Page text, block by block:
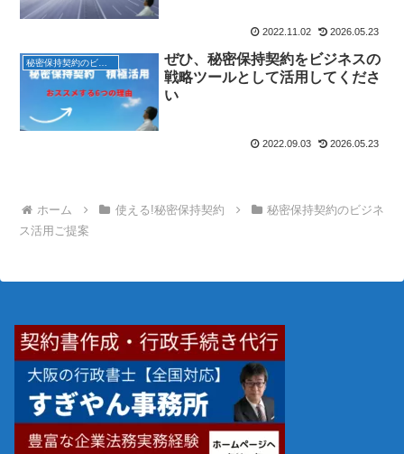
2022.11.02 2026.05.23
秘密保持契約のビジネス活用ご提案
ぜひ、秘密保持契約をビジネスの
戦略ツールとして活用してくださ
い
2022.09.03 2026.05.23
ホーム 使える!秘密保持契約
秘密保持契約のビジネ
ス活用ご提案